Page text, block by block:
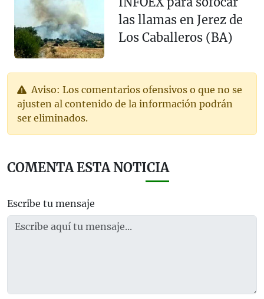
las llamas en Jerez de
Los Caballeros (BA)
Aviso: Los comentarios ofensivos o que no se
ajusten al contenido de la información podrán
ser eliminados.
COMENTA ESTA NOTICIA
Escribe tu mensaje